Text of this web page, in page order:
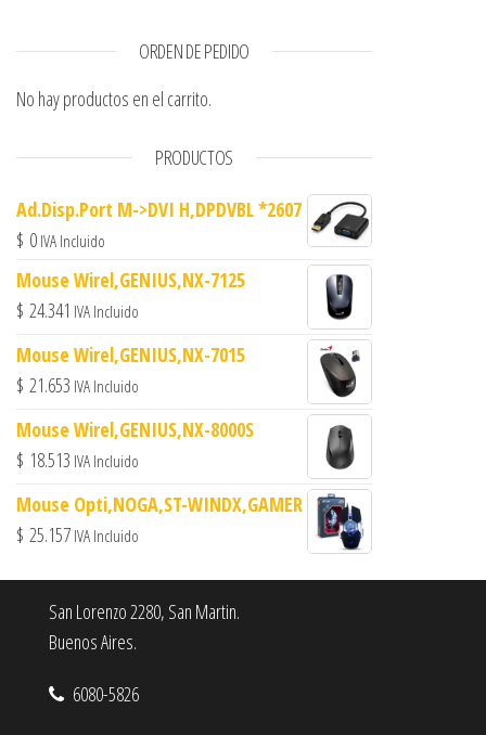
ORDEN DE PEDIDO
No hay productos en el carrito.
PRODUCTOS
Ad.Disp.Port M->DVI H,DPDVBL *2607
$ 0 IVA Incluido
Mouse Wirel,GENIUS,NX-7125
$ 24.341 IVA Incluido
Mouse Wirel,GENIUS,NX-7015
$ 21.653 IVA Incluido
Mouse Wirel,GENIUS,NX-8000S
$ 18.513 IVA Incluido
Mouse Opti,NOGA,ST-WINDX,GAMER
$ 25.157 IVA Incluido
San Lorenzo 2280, San Martin.
Buenos Aires.
6080-5826